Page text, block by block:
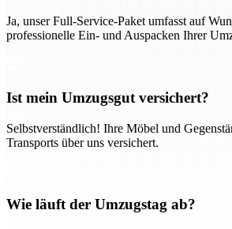
Ja, unser Full-Service-Paket umfasst auf
professionelle Ein- und Auspacken Ihrer
Ist mein Umzugsgut versichert?
Selbstverständlich! Ihre Möbel und
Transports über uns versichert.
Wie läuft der Umzugstag ab?